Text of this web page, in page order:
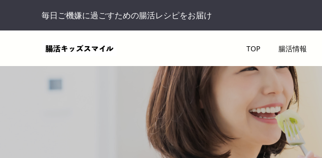
毎日ご機嫌に過ごすための腸活レシピをお届け
TOP 腸活情報